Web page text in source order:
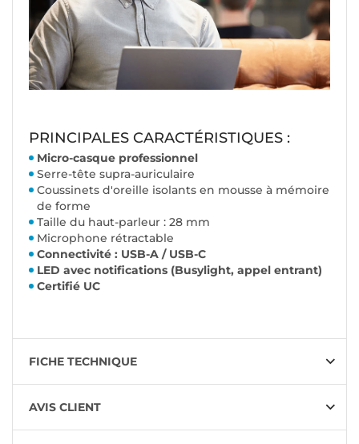
PRINCIPALES CARACTÉRISTIQUES :
Micro-casque professionnel
Serre-tête supra-auriculaire
Coussinets d'oreille isolants en mousse à mémoire
de forme
Taille du haut-parleur : 28 mm
Microphone rétractable
Connectivité : USB-A / USB-C
LED avec notifications (Busylight, appel entrant)
Certifié UC
FICHE TECHNIQUE
AVIS CLIENT